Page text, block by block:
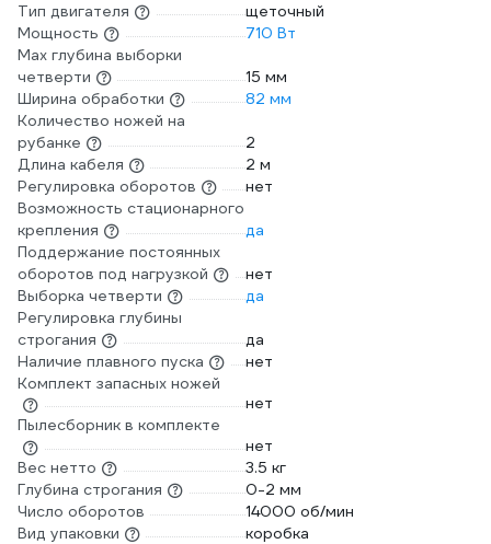
Тип двигателя
щеточный
Мощность
710 Вт
Мах глубина выборки
четверти
15 мм
Ширина обработки
82 мм
Количество ножей на
рубанке
2
Длина кабеля
2 м
Регулировка оборотов
нет
Возможность стационарного
крепления
да
Поддержание постоянных
оборотов под нагрузкой
нет
Выборка четверти
да
Регулировка глубины
строгания
да
Наличие плавного пуска
нет
Комплект запасных ножей
нет
Пылесборник в комплекте
нет
Вес нетто
3.5 кг
Глубина строгания
0-2 мм
Число оборотов
14000 об/мин
Вид упаковки
коробка